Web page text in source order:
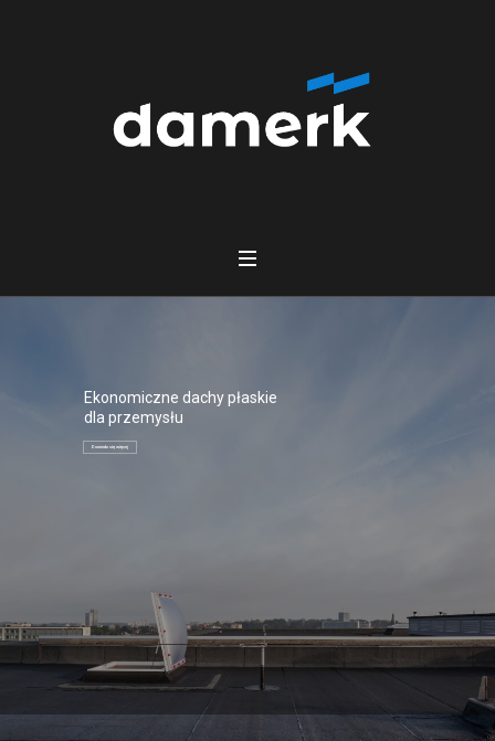
Ekonomiczne dachy płaskie
dla przemysłu
Dowiedz się więcej